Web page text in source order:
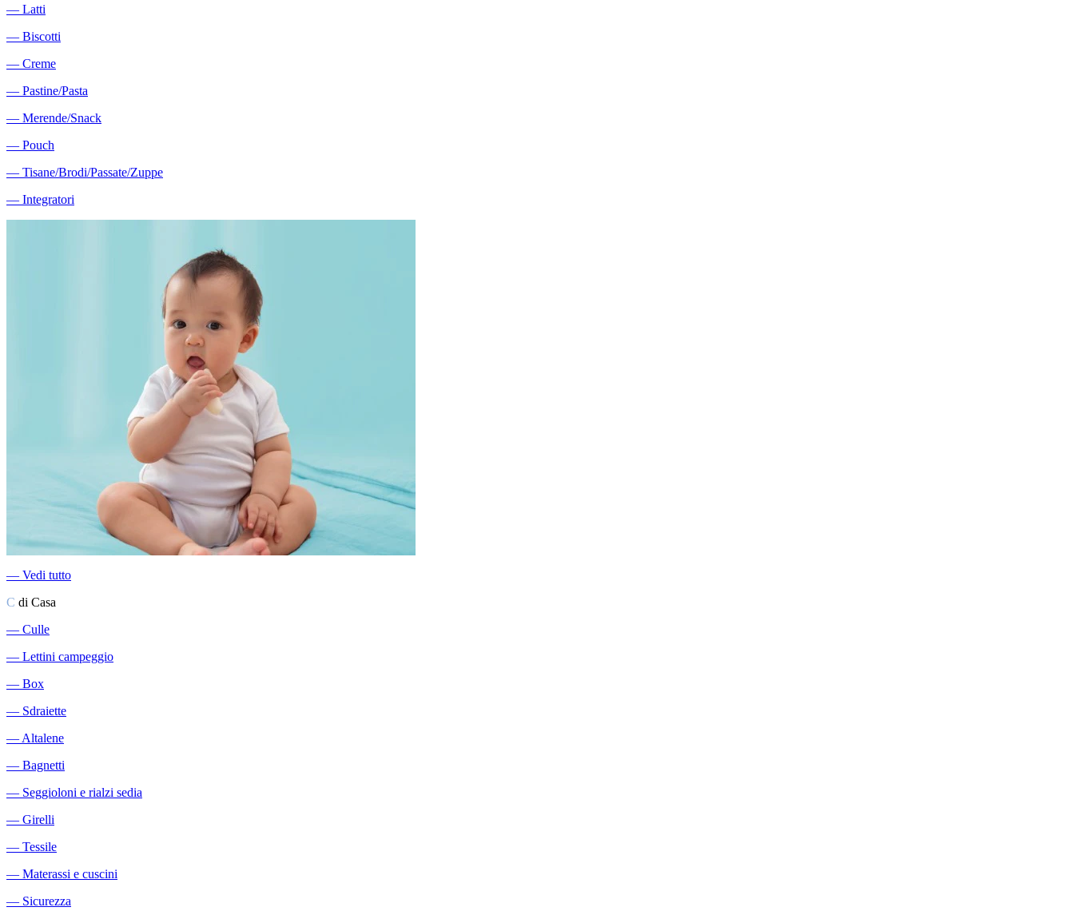
― Latti
― Biscotti
― Creme
― Pastine/Pasta
― Merende/Snack
― Pouch
― Tisane/Brodi/Passate/Zuppe
― Integratori
― Vedi tutto
C di Casa
― Culle
― Lettini campeggio
― Box
― Sdraiette
― Altalene
― Bagnetti
― Seggioloni e rialzi sedia
― Girelli
― Tessile
― Materassi e cuscini
― Sicurezza